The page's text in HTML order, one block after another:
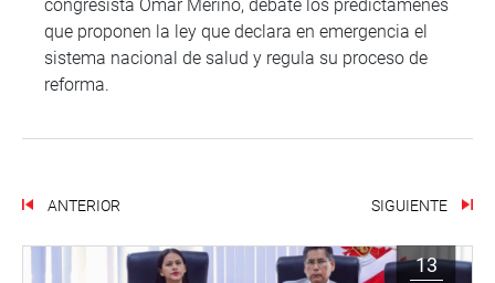
congresista Omar Merino, debate los predictámenes
que proponen la ley que declara en emergencia el
sistema nacional de salud y regula su proceso de
reforma.
ANTERIOR SIGUIENTE
13